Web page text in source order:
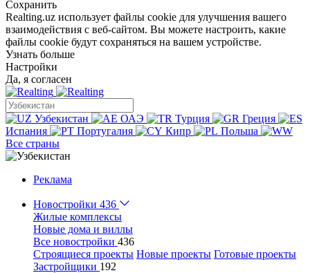
Сохранить
Realting.uz использует файлы cookie для улучшения вашего
взаимодействия с веб-сайтом. Вы можете настроить, какие
файлы cookie будут сохраняться на вашем устройстве.
Узнать больше
Настройки
Да, я согласен
Узбекистан ОАЭ Турция
Греция
Испания
Португалия Кипр
Польша
Все страны
Реклама
Новостройки 436
Жилые комплексы
Новые дома и виллы
Все новостройки 436
Строящиеся проекты Новые проекты Готовые проекты
Застройщики 192